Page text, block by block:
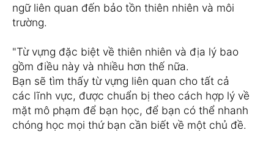
ngữ liên quan đến bảo tồn thiên nhiên và môi
trường.
"Từ vựng đặc biệt về thiên nhiên và địa lý bao
gồm điều này và nhiều hơn thế nữa.
Bạn sẽ tìm thấy từ vựng liên quan cho tất cả
các lĩnh vực, được chuẩn bị theo cách hợp lý về
mặt mô phạm để bạn học, để bạn có thể nhanh
chóng học mọi thứ bạn cần biết về một chủ đề.